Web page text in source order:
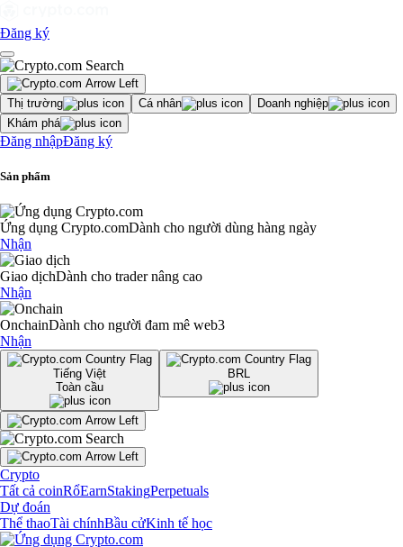
Đăng ký
Thị trường Cá nhân
Doanh nghiệp
Khám phá
Đăng nhậpĐăng ký
Sản phẩm
Ứng dụng Crypto.comDành cho người dùng hàng ngày
Nhận
Giao dịchDành cho trader nâng cao
Nhận
OnchainDành cho người đam mê web3
Nhận
Tiếng Việt
Toàn cầu
BRL
Crypto
Tất cả coinRổEarnStakingPerpetuals
Dự đoán
Thể thaoTài chínhBầu cửKinh tế học